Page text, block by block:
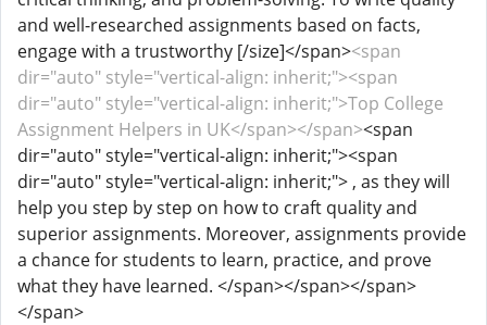
and well-researched assignments based on facts,
engage with a trustworthy [/size]</span><span
dir="auto" style="vertical-align: inherit;"><span
dir="auto" style="vertical-align: inherit;">Top College
Assignment Helpers in UK</span></span><span
dir="auto" style="vertical-align: inherit;"><span
dir="auto" style="vertical-align: inherit;"> , as they will
help you step by step on how to craft quality and
superior assignments. Moreover, assignments provide
a chance for students to learn, practice, and prove
what they have learned. </span></span></span>
</span>